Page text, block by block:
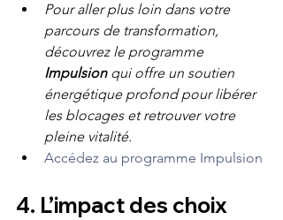
Pour aller plus loin dans votre
parcours de transformation,
découvrez le programme
Impulsion qui offre un soutien
énergétique profond pour libérer
les blocages et retrouver votre
pleine vitalité.
Accédez au programme Impulsion
4. L’impact des choix